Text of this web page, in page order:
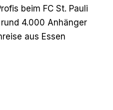
beim FC St. Pauli
4.000 Anhänger
aus Essen